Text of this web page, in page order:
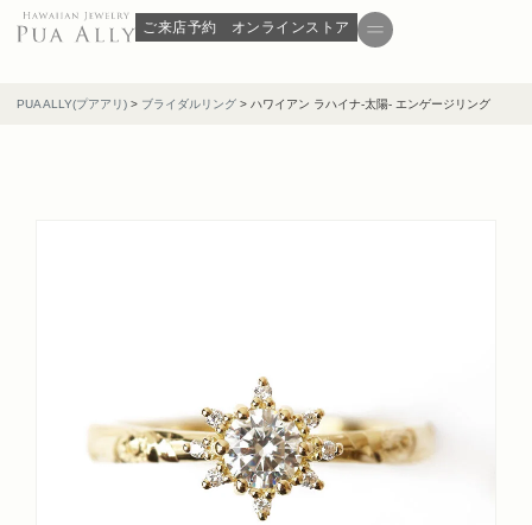
ご来店予約 オンラインストア
PUA ALLY(プアアリ) > ブライダルリング > ハワイアン ラハイナ-太陽- エンゲージリング